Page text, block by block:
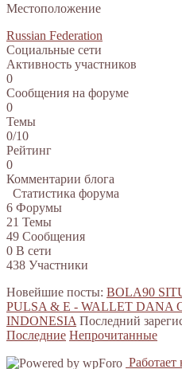
Местоположение
Russian Federation
Социальные сети
Активность участников
0
Сообщения на форуме
0
Темы
0/10
Рейтинг
0
Комментарии блога
Статистика форума
6 Форумы
21 Темы
49 Сообщения
0 В сети
438 Участники
Новейшие посты: BOLA90
PULSA & E - WALLET DANA
INDONESIA Последний
Последние Непрочитанные